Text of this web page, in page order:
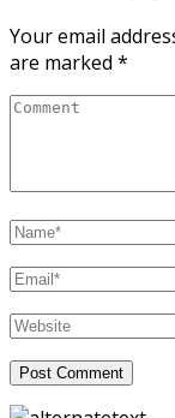
Your email
are marked *